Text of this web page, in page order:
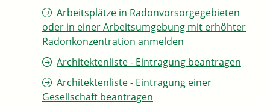
Arbeitsplätze in Radonvorsorgegebieten
oder in einer Arbeitsumgebung mit erhöhter
Radonkonzentration anmelden
Architektenliste - Eintragung beantragen
Architektenliste - Eintragung einer
Gesellschaft beantragen